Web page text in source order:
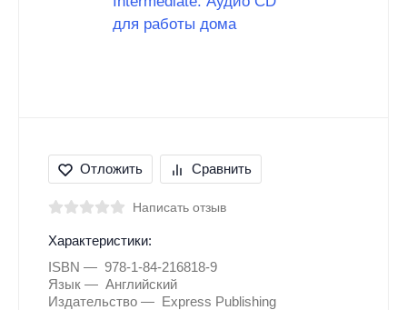
Отложить Сравнить
Написать отзыв
Характеристики:
ISBN
978-1-84-216818-9
Язык
Английский
Издательство
Express Publishing